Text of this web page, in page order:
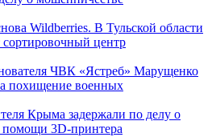
Wildberries. В Тульской области
сортировочный центр
ЧВК «Ястреб» Марущенко
похищение военных
Крыма задержали по делу о
помощи 3D‑принтера